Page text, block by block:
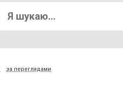
за переглядами